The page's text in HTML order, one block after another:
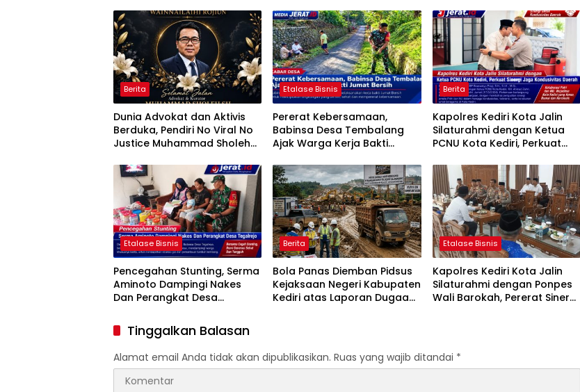
Berita
Dunia Advokat dan Aktivis
Berduka, Pendiri No Viral No
Justice Muhammad Sholeh
Etalase Bisnis
Pererat Kebersamaan,
Babinsa Desa Tembalang
Ajak Warga Kerja Bakti
Berita
Kapolres Kediri Kota Jalin
Silaturahmi dengan Ketua
PCNU Kota Kediri, Perkuat
Daerah
Etalase Bisnis
Pencegahan Stunting, Serma
Aminoto Dampingi Nakes
Dan Perangkat Desa
Berita
Bola Panas Diemban Pidsus
Kejaksaan Negeri Kabupaten
Kediri atas Laporan Dugaan
Etalase Bisnis
Kapolres Kediri Kota Jalin
Silaturahmi dengan Ponpes
Wali Barokah, Pererat Sinergi
Tinggalkan Balasan
Alamat email Anda tidak akan dipublikasikan. Ruas yang wajib ditandai *